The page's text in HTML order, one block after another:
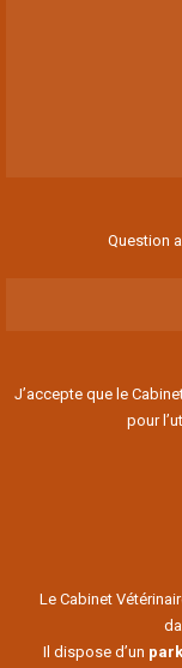
Question
J’accepte que le
pour
Le Cabinet
Il dispose d’un